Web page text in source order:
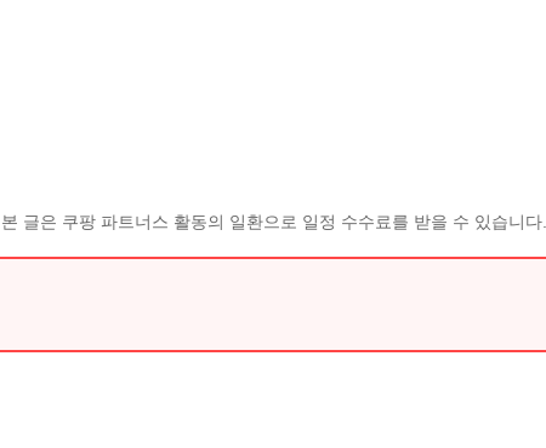
본 글은 쿠팡 파트너스 활동의 일환으로 일정 수수료를 받을 수 있습니다.